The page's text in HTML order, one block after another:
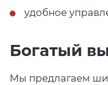
удобное
Богатый
Мы предлагаем